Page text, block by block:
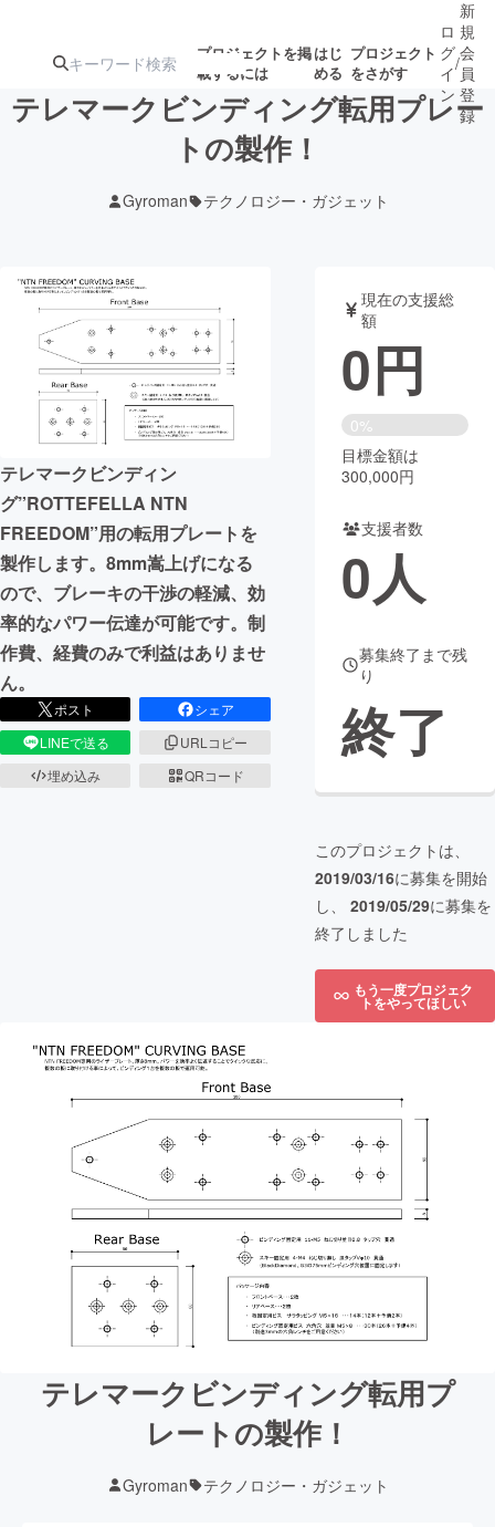
プロジェクトを掲
載するには
はじ
める
プロジェクト
をさがす
ターン
ジェクト
ロジェクト
アート・写真 音楽
テクノロジー・ガジェット ゲーム・サ
映像・映画 書籍・雑誌
ビジネス・起業 チャレンジ
まちづくり・地域活性化
CAMPFIRE for Social Good
CAMPFIRE Creation
CAMPFIREふるさと納税 machi-ya
ロ
グ
イ
ン
/
新
規
会
員
登
録
テレマークビンディング転用プレー
トの製作！
Gyroman テクノロジー・ガジェット
テレマークビンディン
グ”ROTTEFELLA NTN
FREEDOM”用の転用プレートを
製作します。8mm嵩上げになる
ので、ブレーキの干渉の軽減、効
率的なパワー伝達が可能です。制
作費、経費のみで利益はありませ
ん。
ポスト
シェア
LINEで送る
URLコピー
埋め込み
QRコード
現在の支援総
額
0円
0%
目標金額は
300,000円
支援者数
0人
募集終了まで残
り
終了
このプロジェクトは、
2019/03/16に募集を開始
し、 2019/05/29に募集を
終了しました
もう一度プロジェク
トをやってほしい
テレマークビンディング転用プ
レートの製作！
Gyroman テクノロジー・ガジェット